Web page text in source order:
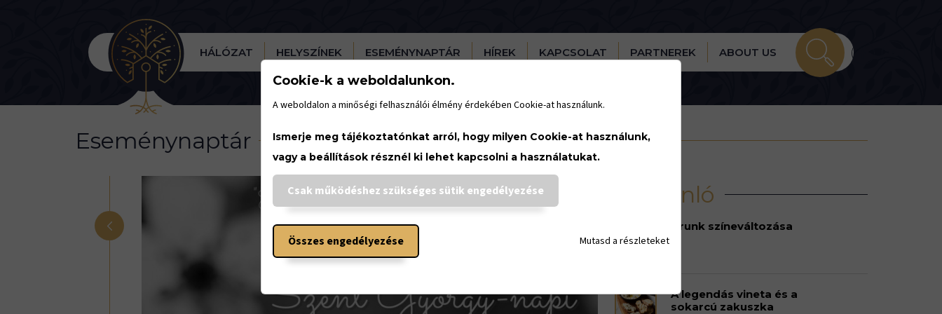
HÁLÓZAT HELYSZÍNEK ESEMÉNYNAPTÁR HÍREK KAPCSOLAT PARTNEREK ABOUT US
Eseménynaptár
<
Hírajánló
Urunk színeváltozása
A legendás vineta és a
sokarcú zakuszka
Cookie-k a weboldalunkon.
A weboldalon a minőségi felhasználói élmény érdekében Cookie-at használunk.
Ismerje meg tájékoztatónkat arról, hogy milyen Cookie-at használunk,
vagy a beállítások résznél ki lehet kapcsolni a használatukat.
Csak működéshez szükséges sütik engedélyezése
Összes engedélyezése Mutasd a részleteket